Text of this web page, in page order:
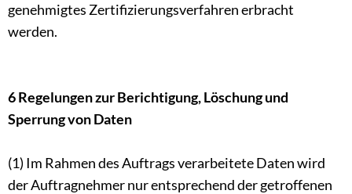
genehmigtes Zertifizierungsverfahren erbracht
werden.
6 Regelungen zur Berichtigung, Löschung und
Sperrung von Daten
(1) Im Rahmen des Auftrags verarbeitete Daten wird
der Auftragnehmer nur entsprechend der getroffenen